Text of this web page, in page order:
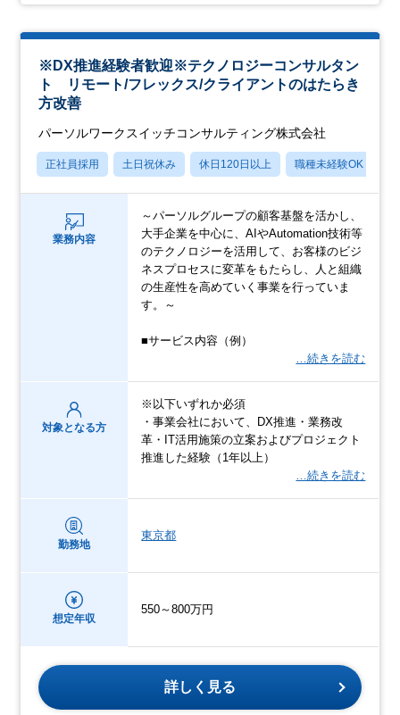
※DX推進経験者歓迎※テクノロジーコンサルタン
ト リモート/フレックス/クライアントのはたらき
方改善
パーソルワークスイッチコンサルティング株式会社
正社員採用 土日祝休み 休日120日以上 職種未経験OK
業務内容
～パーソルグループの顧客基盤を活かし、
大手企業を中心に、AIやAutomation技術等
のテクノロジーを活用して、お客様のビジ
ネスプロセスに変革をもたらし、人と組織
の生産性を高めていく事業を行っていま
す。～
■サービス内容（例）
…続きを読む
対象となる方
※以下いずれか必須
・事業会社において、DX推進・業務改
革・IT活用施策の立案およびプロジェクト
推進した経験（1年以上）
…続きを読む
勤務地
東京都
想定年収
550～800万円
詳しく見る